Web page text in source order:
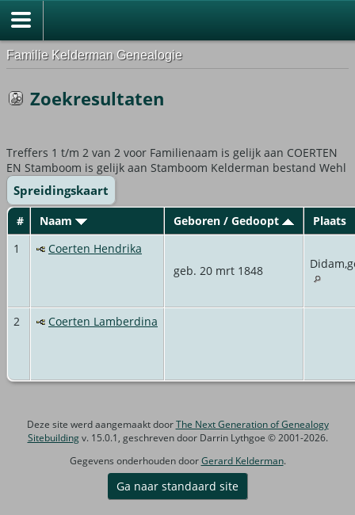
Familie Kelderman Genealogie
Zoekresultaten
Treffers 1 t/m 2 van 2 voor Familienaam is gelijk aan COERTEN
EN Stamboom is gelijk aan Stamboom Kelderman bestand Wehl
Spreidingskaart
# Naam Geboren / Gedoopt
Plaats
1
Coerten Hendrika
geb. 20 mrt 1848
2 Coerten Lamberdina
Deze site werd aangemaakt doorThe Next Generation of Genealogy
Sitebuildingv. 15.0.1, geschreven door Darrin Lythgoe © 2001-2026.
Gegevens onderhouden doorGerard Kelderman.
Ga naar standaard site